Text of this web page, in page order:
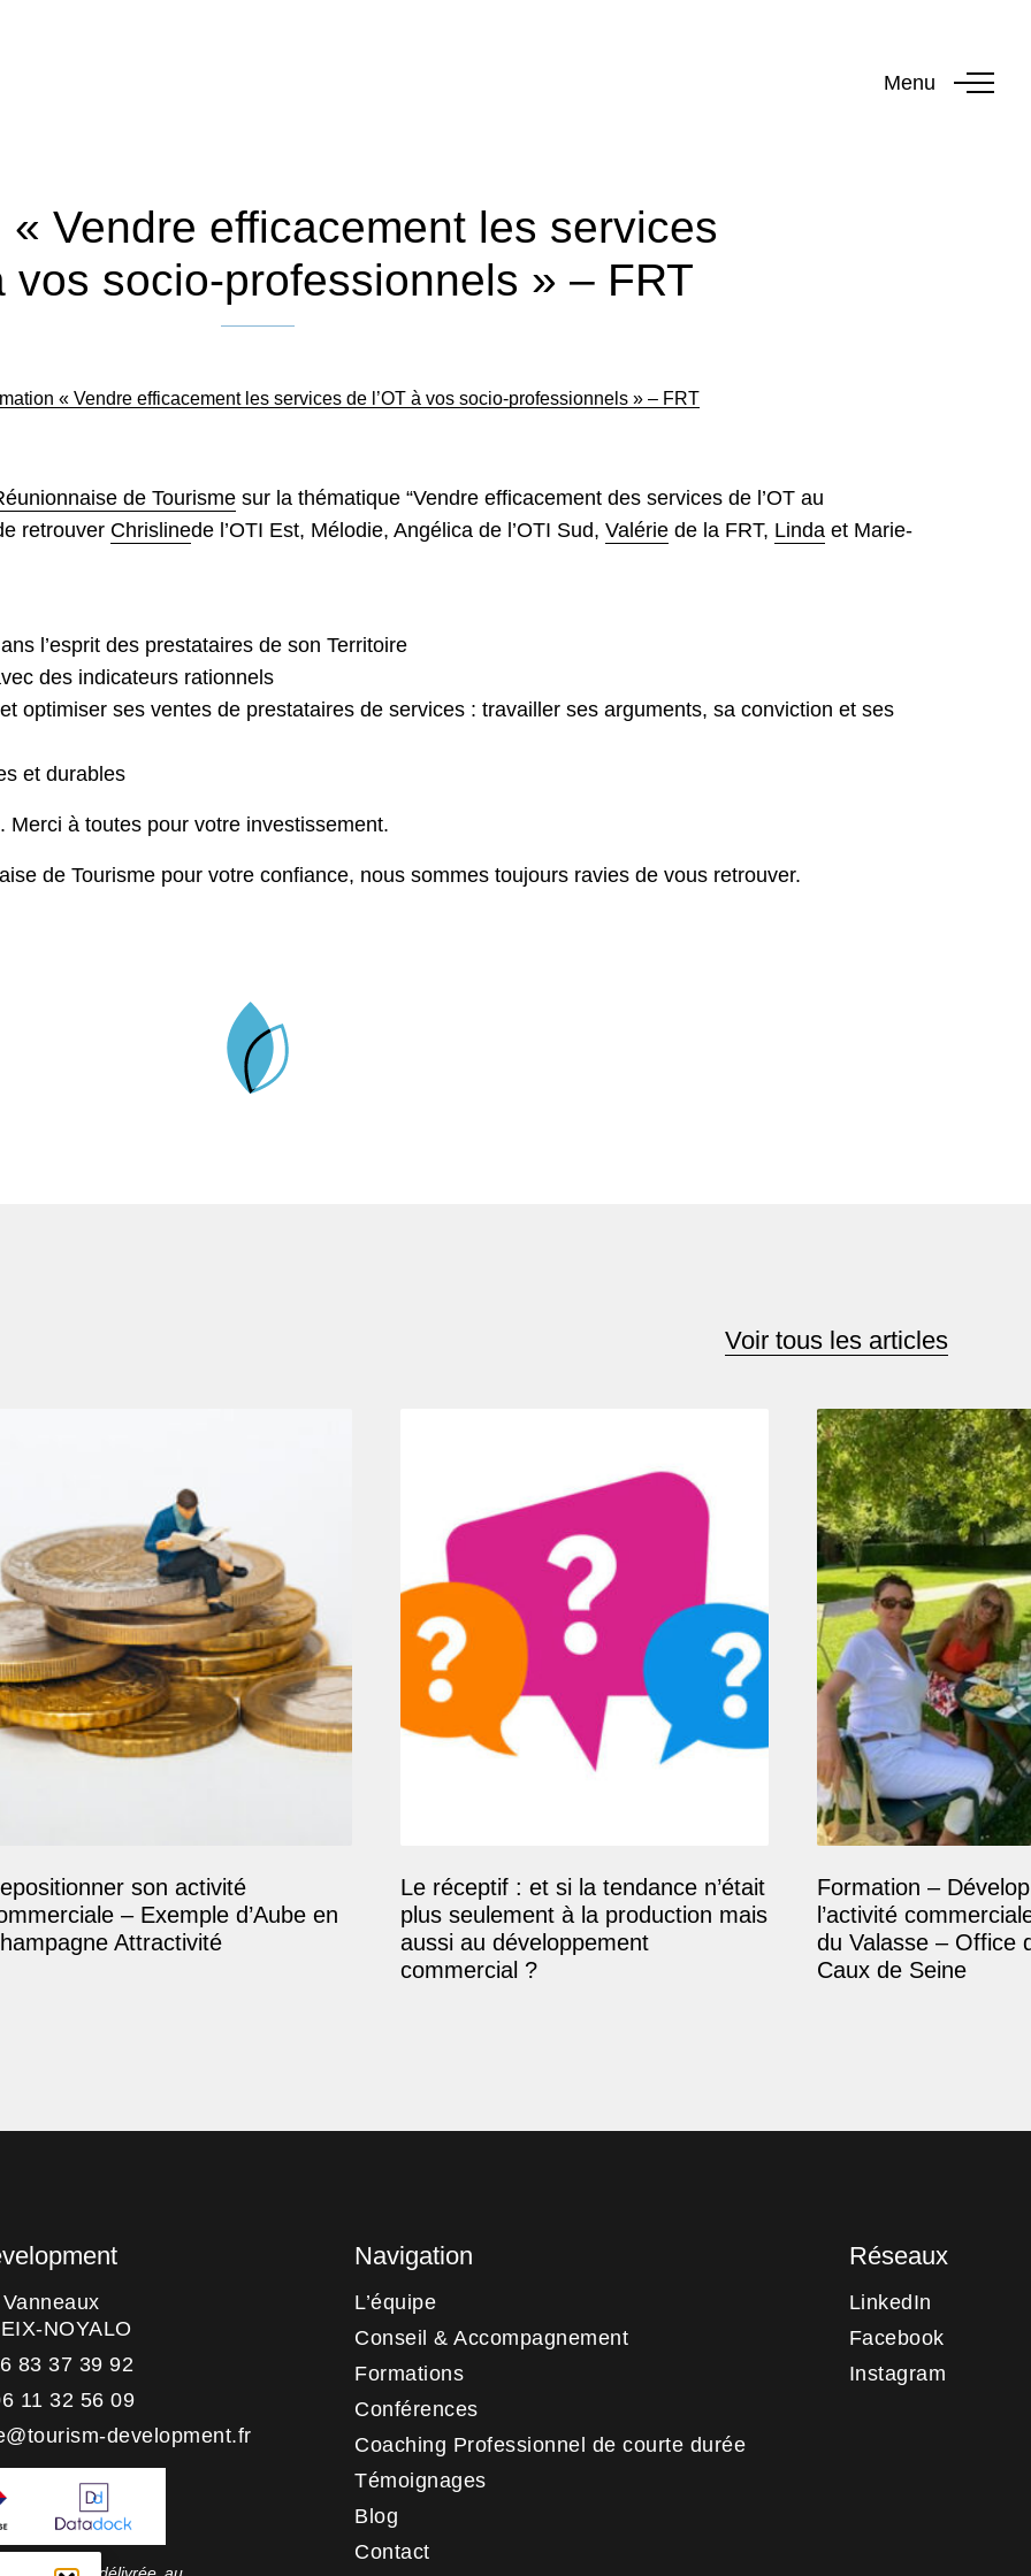
Menu
« Vendre efficacement les services
vos socio-professionnels » – FRT
« Vendre efficacement les services de l’OT à vos socio-professionnels » – FRT
de Tourisme sur la thématique “Vendre efficacement des services de l’OT au
retrouver Chrislinede l’OTI Est, Mélodie, Angélica de l’OTI Sud, Valérie de la FRT, Linda et Marie-
l’esprit des prestataires de son Territoire
des indicateurs rationnels
optimiser ses ventes de prestataires de services : travailler ses arguments, sa conviction et ses
et durables
à toutes pour votre investissement.
de Tourisme pour votre confiance, nous sommes toujours ravies de vous retrouver.
Voir tous les articles
son activité
– Exemple d’Aube en
Attractivité
Le réceptif : et si la tendance n’était
plus seulement à la production mais
aussi au développement
commercial ?
Formation –
l’activité
du Valasse – Office
Caux de Seine
NOYALO
83 37 39 92
11 32 56 09
development.fr
Navigation
L’équipe
Conseil & Accompagnement
Formations
Conférences
Coaching Professionnel de courte durée
Témoignages
Blog
Contact
Réseaux
LinkedIn
Facebook
Instagram